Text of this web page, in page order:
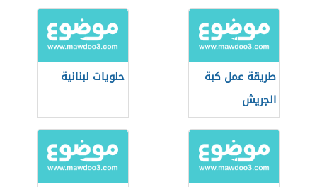
طريقة عمل كبة
الجريش
حلويات لبنانية